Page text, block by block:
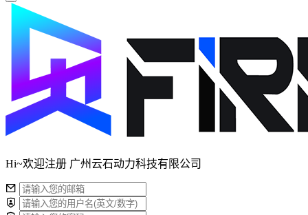
Hi~欢迎注册 广州云石动力科技有限公司